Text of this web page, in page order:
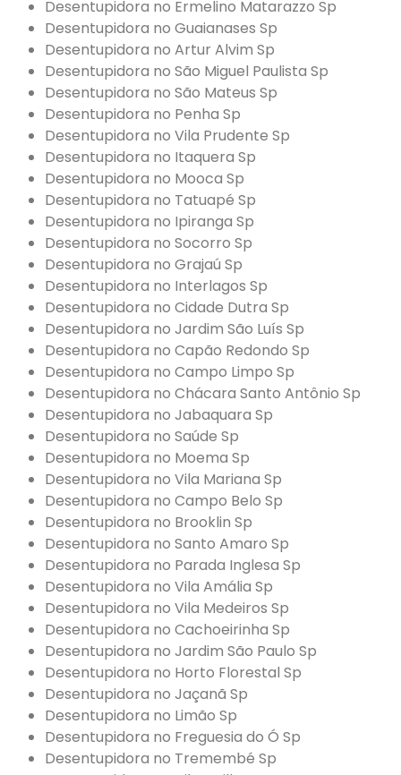
Desentupidora no Ermelino Matarazzo Sp
Desentupidora no Guaianases Sp
Desentupidora no Artur Alvim Sp
Desentupidora no São Miguel Paulista Sp
Desentupidora no São Mateus Sp
Desentupidora no Penha Sp
Desentupidora no Vila Prudente Sp
Desentupidora no Itaquera Sp
Desentupidora no Mooca Sp
Desentupidora no Tatuapé Sp
Desentupidora no Ipiranga Sp
Desentupidora no Socorro Sp
Desentupidora no Grajaú Sp
Desentupidora no Interlagos Sp
Desentupidora no Cidade Dutra Sp
Desentupidora no Jardim São Luís Sp
Desentupidora no Capão Redondo Sp
Desentupidora no Campo Limpo Sp
Desentupidora no Chácara Santo Antônio Sp
Desentupidora no Jabaquara Sp
Desentupidora no Saúde Sp
Desentupidora no Moema Sp
Desentupidora no Vila Mariana Sp
Desentupidora no Campo Belo Sp
Desentupidora no Brooklin Sp
Desentupidora no Santo Amaro Sp
Desentupidora no Parada Inglesa Sp
Desentupidora no Vila Amália Sp
Desentupidora no Vila Medeiros Sp
Desentupidora no Cachoeirinha Sp
Desentupidora no Jardim São Paulo Sp
Desentupidora no Horto Florestal Sp
Desentupidora no Jaçanã Sp
Desentupidora no Limão Sp
Desentupidora no Freguesia do Ó Sp
Desentupidora no Tremembé Sp